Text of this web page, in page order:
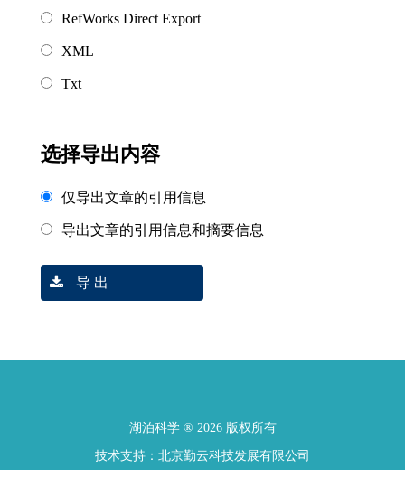
RefWorks Direct Export
XML
Txt
选择导出内容
仅导出文章的引用信息
导出文章的引用信息和摘要信息
导 出
湖泊科学 ® 2026 版权所有
技术支持：北京勤云科技发展有限公司